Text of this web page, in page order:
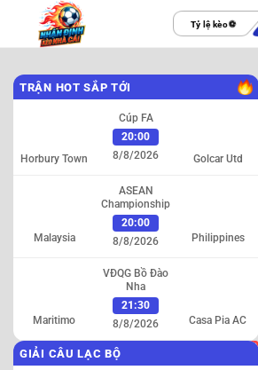
nội
Tỷ lệ kèo
TRẬN HOT SẮP TỚI
Horbury Town
Cúp FA
20:00
8/8/2026
Golcar Utd
Malaysia
ASEAN
Championship
20:00
8/8/2026
Philippines
Maritimo
VĐQG Bồ Đào
Nha
21:30
8/8/2026
Casa Pia AC
GIẢI CÂU LẠC BỘ